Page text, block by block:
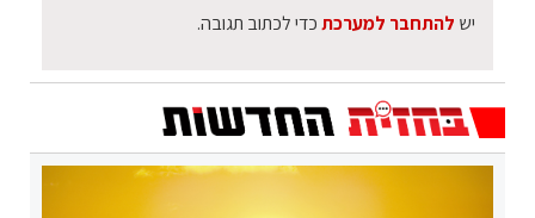
יש להתחבר למערכתכדי לכתוב תגובה.